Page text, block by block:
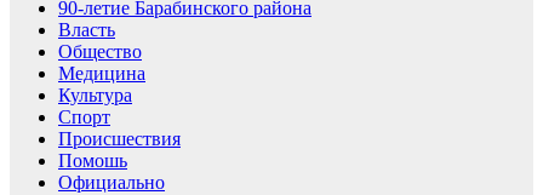
90-летие Барабинского района
Власть
Общество
Медицина
Культура
Спорт
Происшествия
Помошь
Официально